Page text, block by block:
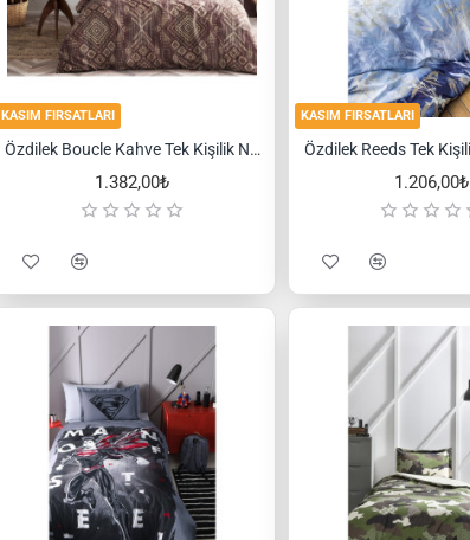
KASIM FIRSATLARI
Özdilek Boucle Kahve Tek Kişilik Nevresim Takımı
1.382,00₺
KASIM FIRSATLARI
1.206,00₺